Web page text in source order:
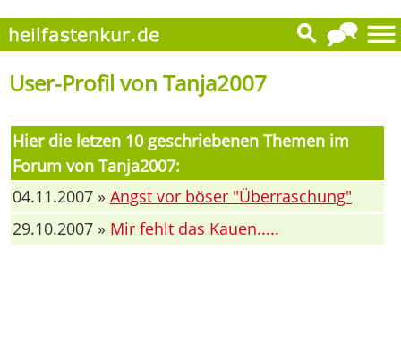
User-Profil von Tanja2007
Hier die letzen 10 geschriebenen Themen im
Forum von Tanja2007:
04.11.2007 » Angst vor böser "Überraschung"
29.10.2007 » Mir fehlt das Kauen.....